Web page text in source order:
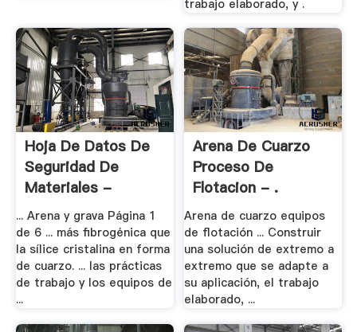
trabajo elaborado, y .
Hoja De Datos De
Seguridad De
Materiales -
Lafarge .
... Arena y grava Página 1
de 6 ... más fibrogénica que
la sílice cristalina en forma
de cuarzo. ... las prácticas
de trabajo y los equipos de
...
Arena De Cuarzo
Proceso De
Flotacion - .
Arena de cuarzo equipos
de flotación ... Construir
una solución de extremo a
extremo que se adapte a
su aplicación, el trabajo
elaborado, ...